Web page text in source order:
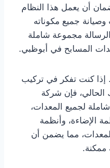
أن يعمل هذا النظام
جميع مكوناته
مجموعة شاملة
المسابح في أبوظبي.
إذا كنت تفكر في تركيب
فإن شركة
لجميع المعدات،
الإضاءة، وأنظمة
مما يضمن أن